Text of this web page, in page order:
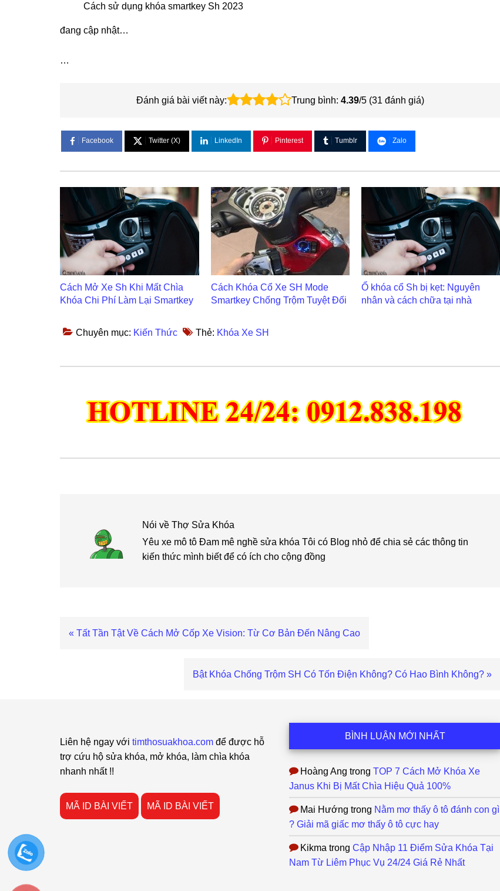
Cách sử dụng khóa smartkey Sh 2023
đang cập nhật…
…
Đánh giá bài viết này: Trung bình: 4.39/5 (31 đánh giá)
Facebook Twitter (X) LinkedIn Pinterest Tumblr Zalo
Cách Mở Xe Sh Khi Mất Chìa
Khóa Chi Phí Làm Lại Smartkey
Cách Khóa Cổ Xe SH Mode
Smartkey Chống Trộm Tuyệt Đối
Ổ khóa cổ Sh bị kẹt: Nguyên
nhân và cách chữa tại nhà
Chuyên mục: Kiến Thức Thẻ: Khóa Xe SH
Nói về Thợ Sửa Khóa
Yêu xe mô tô Đam mê nghề sửa khóa Tôi có Blog nhỏ để chia sẻ các thông tin
kiến thức mình biết để có ích cho cộng đồng
Bài
« Tất Tần Tật Về Cách Mở Cốp Xe Vision: Từ Cơ Bản Đến Nâng Cao
Bài
Bật Khóa Chống Trộm SH Có Tốn Điện Không? Có Hao Bình Không? »
Liên hệ ngay với timthosuakhoa.com để được hỗ
trợ cứu hộ sửa khóa, mở khóa, làm chìa khóa
nhanh nhất !!
MÃ ID BÀI VIẾT MÃ ID BÀI VIẾT
BÌNH LUẬN MỚI NHẤT
Hoàng Ang trong TOP 7 Cách Mở Khóa Xe
Janus Khi Bị Mất Chìa Hiệu Quả 100%
Mai Hướng trong Nằm mơ thấy ô tô đánh con gì
? Giải mã giấc mơ thấy ô tô cực hay
Kikma trong Cập Nhập 11 Điểm Sửa Khóa Tại
Nam Từ Liêm Phục Vụ 24/24 Giá Rẻ Nhất